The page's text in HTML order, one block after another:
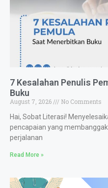
7 Kesalahan Penulis
Buku
August 7, 2026
No Comments
Hai, Sobat Literasi!
pencapaian yang
perjalanan
Read More »